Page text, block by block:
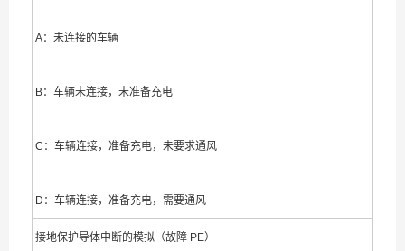
A：未连接的车辆
B：车辆未连接，未准备充电
C：车辆连接，准备充电，未要求通风
D：车辆连接，准备充电，需要通风
接地保护导体中断的模拟（故障 PE）